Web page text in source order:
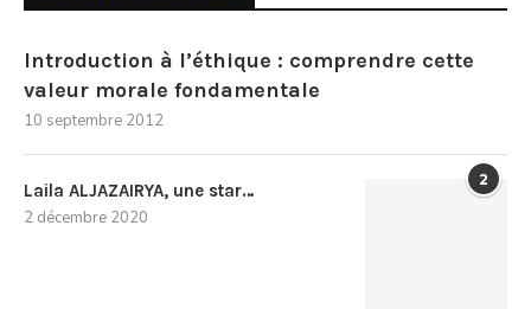
Introduction à l’éthique : comprendre cette
valeur morale fondamentale
10 septembre 2012
2
Laila ALJAZAIRYA, une star…
2 décembre 2020